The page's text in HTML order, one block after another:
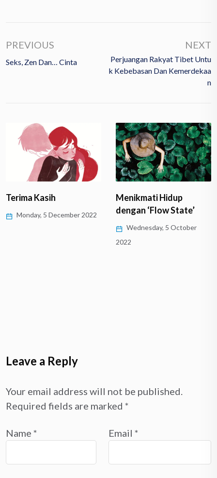
PREVIOUS
Seks, Zen Dan… Cinta
NEXT
Perjuangan Rakyat Tibet Untu
K Kebebasan Dan Kemerdekaa
N
Terima Kasih
Monday, 5 December 2022
Menikmati Hidup
dengan ‘Flow State’
Wednesday, 5 October
2022
Leave a Reply
Your email address will not be published.
Required fields are marked *
Name * Email *